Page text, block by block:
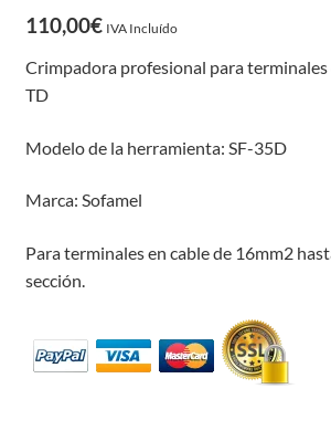
110,00€ IVA Incluído
Crimpadora profesional para terminales
TD
Modelo de la herramienta: SF-35D
Marca: Sofamel
Para terminales en cable de 16mm2
sección.